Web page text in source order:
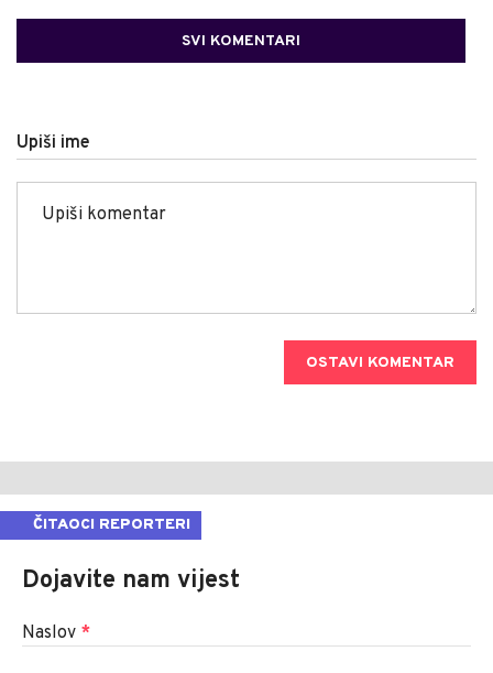
SVI KOMENTARI
Upiši ime
OSTAVI KOMENTAR
ČITAOCI REPORTERI
Dojavite nam vijest
Naslov *